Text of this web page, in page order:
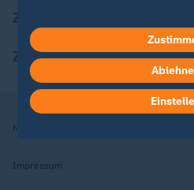
ZDFheute Apps
Nutzungsbedingungen
Impressum
in deinen Einstellungen
Hier findest du das
Weitere Informationen
Datenschutzerklärung.